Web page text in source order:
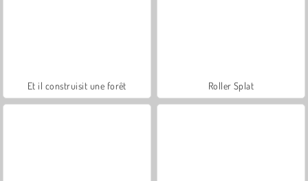
Et il construisit une forêt Roller Splat